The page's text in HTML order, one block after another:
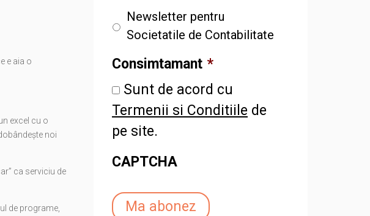
e aia o
excel cu o
noi
ca serviciu de
de programe,
Newsletter pentru
Societatile de Contabilitate
Consimtamant *
Sunt de acord cu
Termenii si Conditiile de
pe site.
CAPTCHA